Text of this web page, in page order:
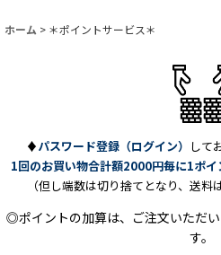
ホーム > ＊ポイントサービス＊
♦パスワード登録（ログイン） して
1回のお買い物合計額2000円毎に1ポイ
（但し端数は切り捨てとなり、送料
◎ポイントの加算は、ご注文いただ
す。